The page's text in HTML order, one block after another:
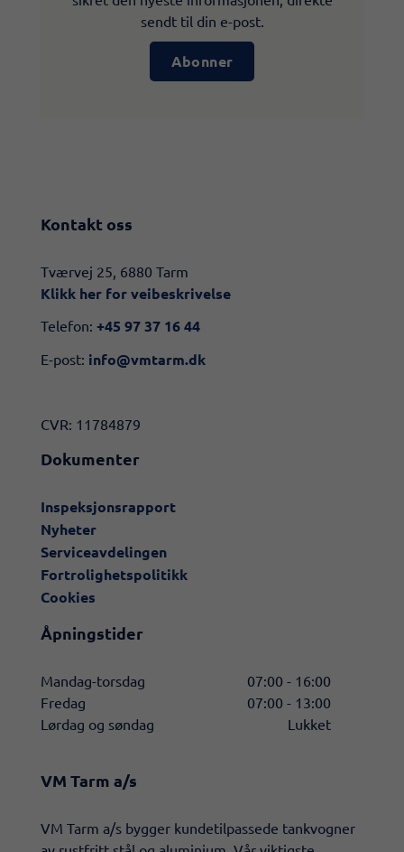
sendt til din e-post.
Abonner
Kontakt oss
​​Tværvej 25, 6880 Tarm
Klikk her for veibeskrivelse​
Telefon: +45 97 37 16 44
E-post: info@vmtarm.dk
CVR: 11784879
Dokumenter
Inspeksjonsrapport
Nyheter
Serviceavdelingen
Fortrolighetspolitikk
Cookies
Åpningstider
Mandag-torsdag
07:00 - 16:00
Fredag
07:00 - 13:00
Lørdag og søndag
Lukket
VM Tarm a/s
​VM Tarm a/s bygger kundetilpassede tankvogner